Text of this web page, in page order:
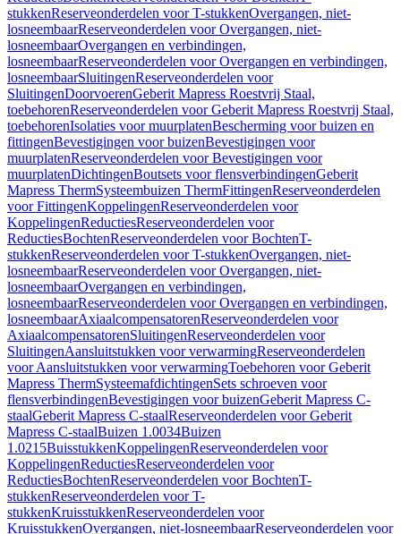
stukkenReserveonderdelen voor T-stukkenOvergangen, niet-
losneembaarReserveonderdelen voor Overgangen, niet-
losneembaarOvergangen en verbindingen,
losneembaarReserveonderdelen voor Overgangen en verbindingen,
losneembaarSluitingenReserveonderdelen voor
SluitingenDoorvoerenGeberit Mapress Roestvrij Staal,
toebehorenReserveonderdelen voor Geberit Mapress Roestvrij Staal,
toebehorenIsolaties voor muurplatenBescherming voor buizen en
fittingenBevestigingen voor buizenBevestigingen voor
muurplatenReserveonderdelen voor Bevestigingen voor
muurplatenDichtingenBoutsets voor flensverbindingenGeberit
Mapress ThermSysteembuizen ThermFittingenReserveonderdelen
voor FittingenKoppelingenReserveonderdelen voor
KoppelingenReductiesReserveonderdelen voor
ReductiesBochtenReserveonderdelen voor BochtenT-
stukkenReserveonderdelen voor T-stukkenOvergangen, niet-
losneembaarReserveonderdelen voor Overgangen, niet-
losneembaarOvergangen en verbindingen,
losneembaarReserveonderdelen voor Overgangen en verbindingen,
losneembaarAxiaalcompensatorenReserveonderdelen voor
AxiaalcompensatorenSluitingenReserveonderdelen voor
SluitingenAansluitstukken voor verwarmingReserveonderdelen
voor Aansluitstukken voor verwarmingToebehoren voor Geberit
Mapress ThermSysteemafdichtingenSets schroeven voor
flensverbindingenBevestigingen voor buizenGeberit Mapress C-
staalGeberit Mapress C-staalReserveonderdelen voor Geberit
Mapress C-staalBuizen 1.0034Buizen
1.0215BuisstukkenKoppelingenReserveonderdelen voor
KoppelingenReductiesReserveonderdelen voor
ReductiesBochtenReserveonderdelen voor BochtenT-
stukkenReserveonderdelen voor T-
stukkenKruisstukkenReserveonderdelen voor
KruisstukkenOvergangen, niet-losneembaarReserveonderdelen voor